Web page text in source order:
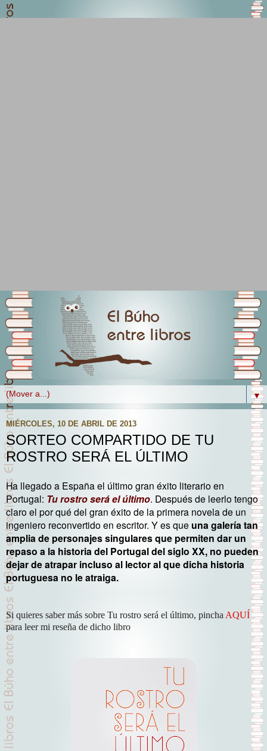
▼
MIÉRCOLES, 10 DE ABRIL DE 2013
SORTEO COMPARTIDO DE TU
ROSTRO SERÁ EL ÚLTIMO
Ha llegado a España el último gran éxito literario en
Portugal: Tu rostro será el último. Después de leerlo tengo
claro el por qué del gran éxito de la primera novela de un
ingeniero reconvertido en escritor. Y es que una galería tan
amplia de personajes singulares que permiten dar un
repaso a la historia del Portugal del siglo XX, no pueden
dejar de atrapar incluso al lector al que dicha historia
portuguesa no le atraiga.
Si quieres saber más sobre Tu rostro será el último, pincha AQUÍ
para leer mi reseña de dicho libro